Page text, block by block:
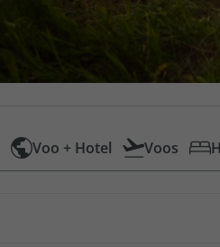
Voo + Hotel Voos